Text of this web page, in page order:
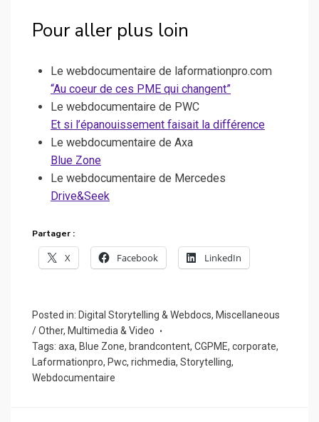
Pour aller plus loin
Le webdocumentaire de laformationpro.com
“Au coeur de ces PME qui changent”
Le webdocumentaire de PWC
Et si l’épanouissement faisait la différence
Le webdocumentaire de Axa
Blue Zone
Le webdocumentaire de Mercedes
Drive&Seek
Partager :
X Facebook LinkedIn
Posted in: Digital Storytelling & Webdocs, Miscellaneous
/ Other, Multimedia & Video
Tags: axa, Blue Zone, brandcontent, CGPME, corporate,
Laformationpro, Pwc, richmedia, Storytelling,
Webdocumentaire